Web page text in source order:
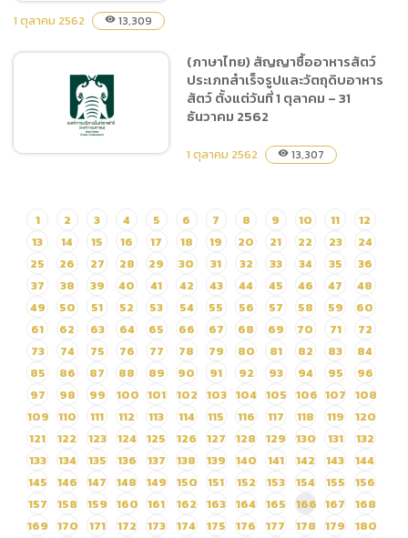
พ.ศ.2563 โดยวิธีเฉพาะ
บุคคลภาคนอกเพื่อช่วยปฎิบัติ
หน้าที่ประจำห้องพยาบาลของ
สำนักงานเชียงใหม่ไนท์ซาฟารี
ประจำปีงบประมาณ
1 ตุลาคม 2562 visibility 13,309
(ภาษาไทย) สัญญาซื้ออาหาร
สัตว์ ประเภทสำเร็จรูปและ
วัตถุดิบอาหารสัตว์ ตั้งแต่วันที่
1 ตุลาคม – 31 ธันวาคม 2562
(ภาษาไทย) สัญญาซื้ออาหารสัตว์
ประเภทสำเร็จรูปและวัตถุดิบอาหาร
สัตว์ ตั้งแต่วันที่ 1 ตุลาคม – 31
ธันวาคม 2562
1 ตุลาคม 2562 visibility 13,307
1 2 3 4 5 6 7 8 9 10 11
12
13
14 15 16 17 18 19 20 21 22 23
24
25
26 27 28 29 30 31 32 33 34 35
36
37
38 39 40 41 42 43 44 45 46 47
48
49
50 51 52 53 54 55 56 57 58 59
60
61
62 63 64 65 66 67 68 69 70 71
72
73
74 75 76 77 78 79 80 81 82 83
84
85
86 87 88 89 90 91 92 93 94 95
96
97
98 99 100 101 102 103 104 105 106 107 108
109 110 111 112 113 114 115 116 117 118 119
120
121
122 123 124 125 126 127 128 129 130 131
132
133
134 135 136 137 138 139 140 141 142 143
144
145
146 147 148 149 150 151 152 153 154 155
156
157
158 159 160 161 162 163 164 165 166 167
168
169 170 171 172 173 174 175 176 177 178 179 180